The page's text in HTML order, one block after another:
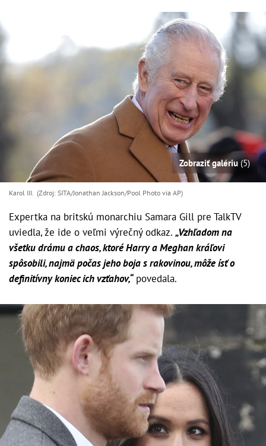
Zobraziť galériu(5)
Karol III. (Zdroj: SITA/Jonathan Jackson/Pool Photo via AP)
Expertka na britskú monarchiu Samara Gill pre TalkTV
uviedla, že ide o veľmi výrečný odkaz. „Vzhľadom na
všetku drámu a chaos, ktoré Harry a Meghan kráľovi
spôsobili, najmä počas jeho boja s rakovinou, môže ísť o
definitívny koniec ich vzťahov,“povedala.